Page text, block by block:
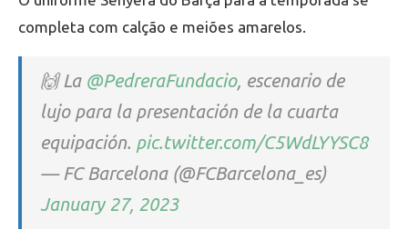
completa com calção e meiões amarelos.
🙌 La @PedreraFundacio, escenario de
lujo para la presentación de la cuarta
equipación. pic.twitter.com/C5WdLYYSC8
— FC Barcelona (@FCBarcelona_es)
January 27, 2023